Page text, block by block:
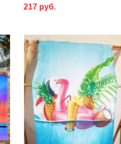
217 руб.